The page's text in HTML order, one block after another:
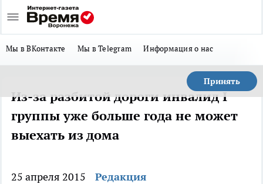
Мы в ВКонтакте Мы в Telegram Информация о нас
Принять
Из-за разбитой дороги инвалид I
группы уже больше года не может
выехать из дома
25 апреля 2015
Редакция